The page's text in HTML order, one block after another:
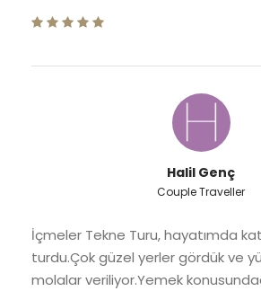
Halil Genç
Couple Traveller
İçmeler Tekne Turu, hayatımda
turdu.Çok güzel yerler gördük ve
molalar veriliyor.Yemek